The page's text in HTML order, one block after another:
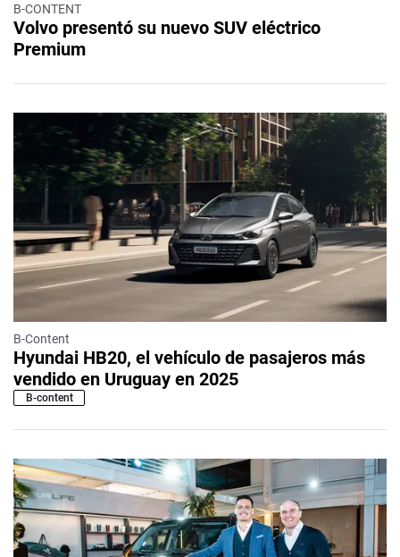
B-CONTENT
Volvo presentó su nuevo SUV eléctrico
Premium
B-Content
Hyundai HB20, el vehículo de pasajeros más
vendido en Uruguay en 2025
B-content